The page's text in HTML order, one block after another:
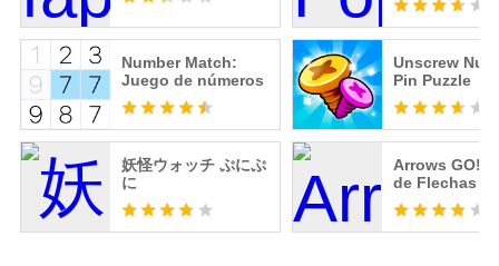
Number Match:
Juego de números
Unscrew
Pin Puzzle
妖怪ウォッチ ぷにぷ
に
Arrows GO! -
de Flechas